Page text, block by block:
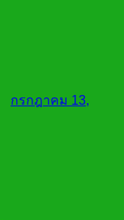
กรกฎาคม 13,